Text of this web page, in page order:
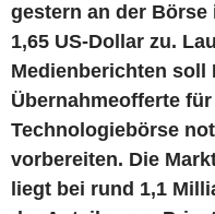
gestern an der Börse
1,65 US-Dollar zu.
Medienberichten soll
Übernahmeofferte
Technologiebörse
vorbereiten. Die
liegt bei rund 1,1